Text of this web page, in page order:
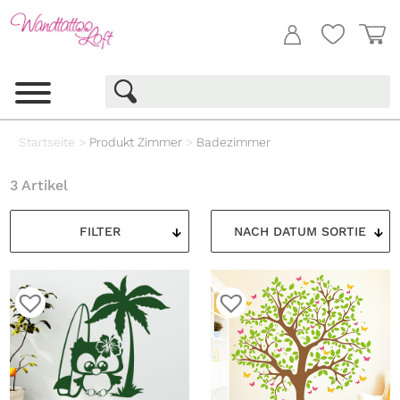
Startseite > Produkt Zimmer > Badezimmer
FILTER
3 Artikel